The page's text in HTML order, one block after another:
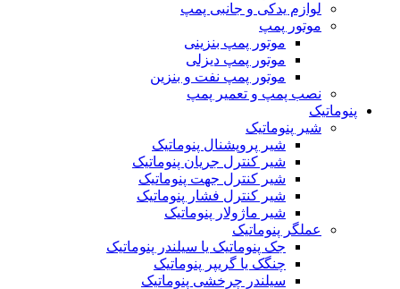
لوازم یدکی و جانبی پمپ
موتور پمپ
موتور پمپ بنزینی
موتور پمپ دیزلی
موتور پمپ نفت و بنزین
نصب پمپ و تعمیر پمپ
پنوماتیک
شیر پنوماتیک
شیر پروپشنال پنوماتیک
شیر کنترل جریان پنوماتیک
شیر کنترل جهت پنوماتیک
شیر کنترل فشار پنوماتیک
شیر ماژولار پنوماتیک
عملگر پنوماتیک
جک پنوماتیک یا سیلندر پنوماتیک
چنگک یا گریپر پنوماتیک
سیلندر چرخشی پنوماتیک